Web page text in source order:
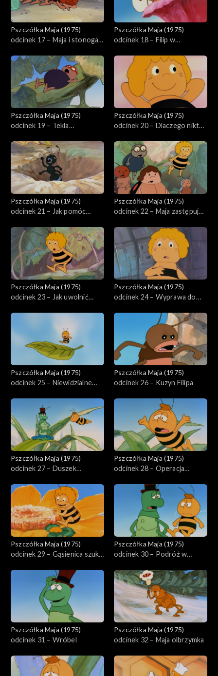
Pszczółka Maja (1975)
odcinek 17 – Maja i stonoga
Pszczółka Maja (1975)
odcinek 18 – Filip w
Pszczółka Maja (1975)
odcinek 19 – Tekla
Pszczółka Maja (1975)
odcinek 20 – Dlaczego nikt
Pszczółka Maja (1975)
odcinek 21 – Jak pomóc
Pszczółka Maja (1975)
odcinek 22 – Maja zastępuje
Pszczółka Maja (1975)
odcinek 23 – Jak uwolnić
Pszczółka Maja (1975)
odcinek 24 – Wyprawa do
Pszczółka Maja (1975)
odcinek 25 – Niewidzialne
Pszczółka Maja (1975)
odcinek 26 – Kuzyn Filipa
Pszczółka Maja (1975)
odcinek 27 – Duszek
Pszczółka Maja (1975)
odcinek 28 – Operacja
Pszczółka Maja (1975)
odcinek 29 – Gąsienica szuka
Pszczółka Maja (1975)
odcinek 30 – Podróż w
Pszczółka Maja (1975)
odcinek 31 – Wróbel
Pszczółka Maja (1975)
odcinek 32 – Maja olbrzymka